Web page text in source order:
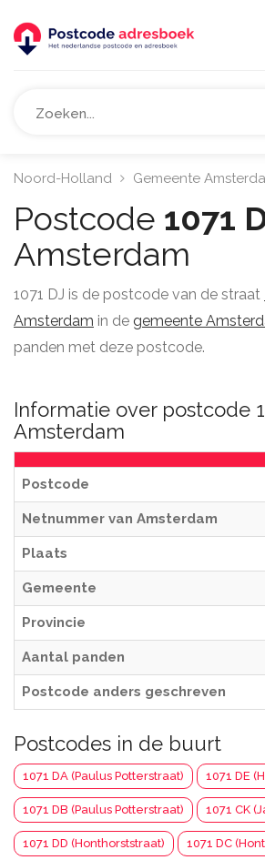
Noord-Holland Gemeente
Postcode 1071
Amsterdam
1071 DJ is de postcode van de straat
Amsterdam in de gemeente
panden met deze postcode.
Informatie over postcode
Amsterdam
Postcode
Netnummer van Amsterdam
Plaats
Gemeente
Provincie
Aantal panden
Postcode anders geschreven
Postcodes in de buurt
1071 DA (Paulus Potterstraat) 1071 DE
1071 DB (Paulus Potterstraat) 1071 CK
1071 DD (Honthorststraat) 1071 DC